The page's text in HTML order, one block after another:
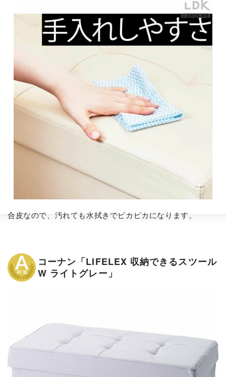
合皮なので、汚れても水拭きでピカピカになります。
コーナン「LIFELEX 収納できるスツール
W ライトグレー」